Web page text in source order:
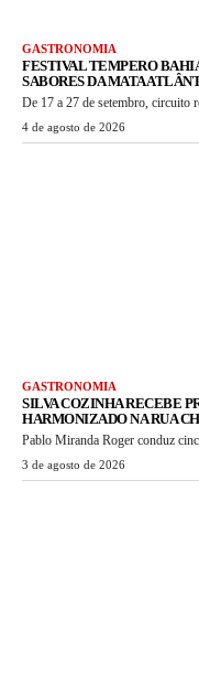
GASTRONOMIA
FESTIVAL TEMPERO
SABORES DA MATA
De 17 a 27 de setembro, circuito
4 de agosto de 2026
GASTRONOMIA
SILVA COZINHA RECEBE
HARMONIZADO NA RUA
Pablo Miranda Roger conduz
3 de agosto de 2026